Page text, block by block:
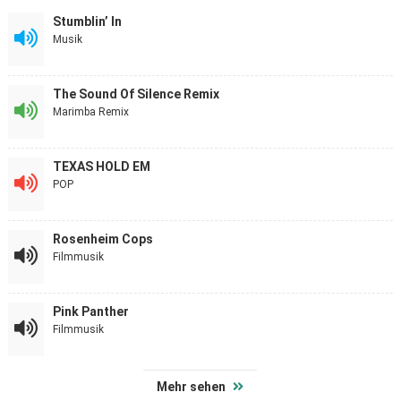
Stumblin’ In
Musik
The Sound Of Silence Remix
Marimba Remix
TEXAS HOLD EM
POP
Rosenheim Cops
Filmmusik
Pink Panther
Filmmusik
Mehr sehen